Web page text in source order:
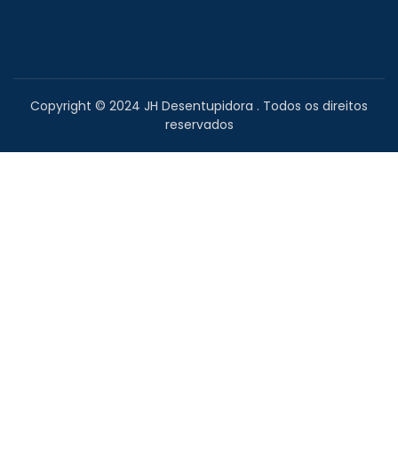
Copyright © 2024 JH Desentupidora . Todos os direitos
reservados